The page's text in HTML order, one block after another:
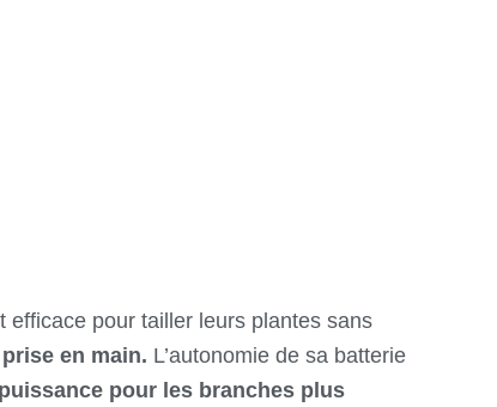
pour tailler leurs plantes sans
en main. L’autonomie de sa batterie
pour les branches plus